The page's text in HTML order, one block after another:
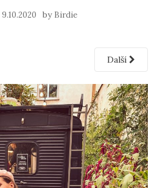
9.10.2020 by Birdie
Další